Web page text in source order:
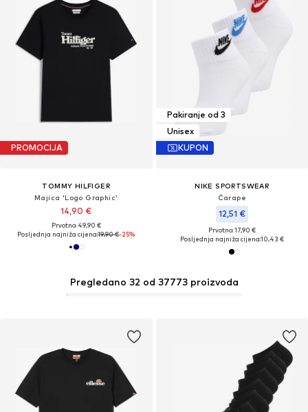
PROMOCIJA
TOMMY HILFIGER
Majica 'Logo Graphic'
14,90 €
Prvotno: 49,90 €
Posljednja najniža cijena:19,90 €-25%
Pakiranje od 3
Unisex
KUPON
NIKE SPORTSWEAR
Čarape
12,51 €
Prvotno: 17,90 €
Posljednja najniža cijena:10,43 €
Pregledano 32 od 37773 proizvoda